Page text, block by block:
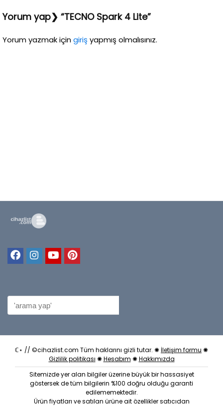
Yorum yap❯ “TECNO Spark 4 Lite”
Yorum yazmak içingiriş yapmış olmalısınız.
ℂ⋆ // ©cihazlist.com Tüm haklarını gizli tutar. ✺ İletişim formu ✺
Gizlilik politikası ✺Hesabım ✺Hakkımızda
Sitemizde yer alan bilgiler üzerine büyük bir hassasiyet
göstersek de tüm bilgilerin %100 doğru olduğu garanti
edilememektedir.
Ürün fiyatları ve satılan ürüne ait özellikler satıcıdan